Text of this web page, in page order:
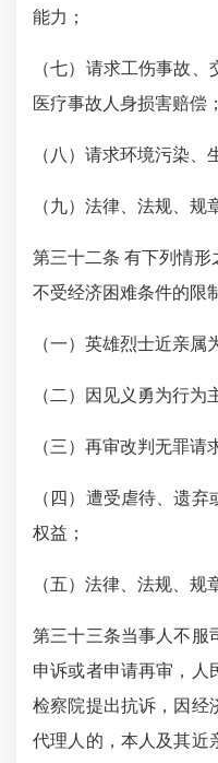
能力；
（七）请求工伤事故、
医疗事故人身损害赔偿；
（八）请求环境污染、
（九）法律、法规、规
第三十二条 有下列情形
不受经济困难条件的限
（一）英雄烈士近亲属
（二）因见义勇为行为
（三）再审改判无罪请
（四）遭受虐待、遗
权益；
（五）法律、法规、规
第三十三条当事人不服
申诉或者申请再审，人
检察院提出抗诉，因经
代理人的，本人及其近